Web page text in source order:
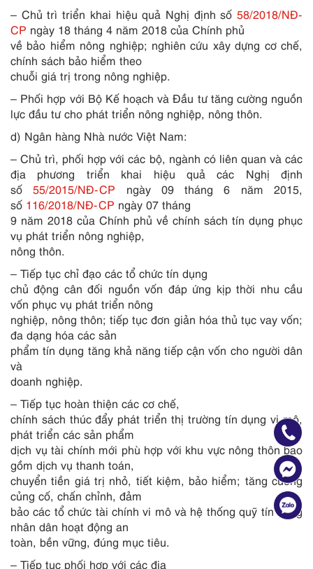
– Chủtrì triển khai hiệu quả Nghị định số58/2018/NĐ-
CP ngày 18 tháng 4 năm 2018 của Chính phủ
về bảo hiểm nông nghiệp; nghiên cứu xây dựng cơ chế,
chính sách bảo hiểm theo
chuỗi giá trị trong nông nghiệp.
– Phối hợp với Bộ Kế hoạch và Đầu tư tăng cường nguồn
lực đầu tư cho phát triển nông nghiệp, nông thôn.
d) Ngân hàng Nhà nước Việt Nam:
– Chủ trì, phối hợp với các bộ, ngành có liên quan và các
địa phương triển khai hiệu quả các Nghị định
số55/2015/NĐ-CP ngày 09 tháng 6 năm 2015,
số 116/2018/NĐ-CP ngày 07 tháng
9 năm 2018 của Chính phủ về chính sách tín dụng phục
vụ phát triển nông nghiệp,
nông thôn.
– Tiếp tục chỉ đạo các tổ chức tín dụng
chủ động cân đối nguồn vốn đáp ứng kịp thời nhu cầu
vốn phục vụ phát triển nông
nghiệp, nông thôn; tiếp tục đơn giản hóa thủ tục vay vốn;
đa dạng hóa các sản
phẩm tín dụng tăng khả năng tiếpcận vốn cho người dân
và
doanh nghiệp.
– Tiếp tục hoàn thiện các cơ chế,
chính sách thúc đẩy phát triển thị trường tín dụng vi mô,
phát triển các sản phẩm
dịch vụ tài chính mới phù hợp với khu vực nông thôn bao
gồm dịch vụ thanh toán,
chuyển tiền giá trị nhỏ, tiết kiệm, bảo hiểm; tăng cường
củng cố, chấn chỉnh, đảm
bảo các tổ chức tài chính vi mô và hệ thống quỹ tín dụng
nhân dân hoạt động an
toàn, bền vững, đúng mục tiêu.
– Tiếp tục phối hợp với các địa